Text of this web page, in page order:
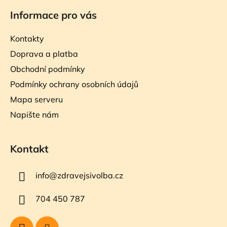
Informace pro vás
Kontakty
Doprava a platba
Obchodní podmínky
Podmínky ochrany osobních údajů
Mapa serveru
Napište nám
Kontakt
info@zdravejsivolba.cz
704 450 787